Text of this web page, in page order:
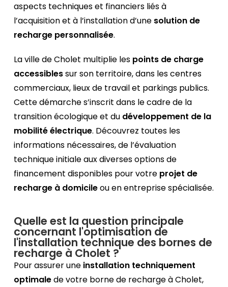
aspects techniques et financiers liés à
l’acquisition et à l’installation d’une solution de
recharge personnalisée.
La ville de Cholet multiplie les points de charge
accessiblessur son territoire, dans les centres
commerciaux, lieux de travail et parkings publics.
Cette démarche s’inscrit dans le cadre de la
transition écologique et du développement de la
mobilité électrique. Découvrez toutes les
informations nécessaires, de l’évaluation
technique initiale aux diverses options de
financement disponibles pour votre projet de
recharge à domicileou en entreprise spécialisée.
Quelle est la question principale
concernant l'optimisation de
l'installation technique des bornes de
recharge à Cholet ?
Pour assurer une installation techniquement
optimalede votre borne de recharge à Cholet,